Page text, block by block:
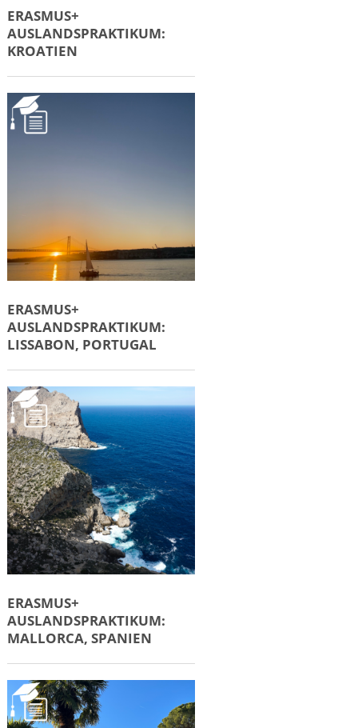
ERASMUS+
AUSLANDSPRAKTIKUM:
KROATIEN
ERASMUS+
AUSLANDSPRAKTIKUM:
LISSABON, PORTUGAL
ERASMUS+
AUSLANDSPRAKTIKUM:
MALLORCA, SPANIEN